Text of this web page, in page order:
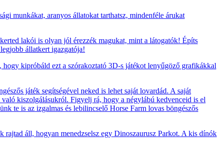
munkákat, aranyos állatokat tarthatsz, mindenféle árukat
lakói is olyan jól érezzék magukat, mint a látogatók! Építs
állatkert igazgatója!
kipróbáld ezt a szórakoztató 3D-s játékot lenyűgöző grafikákkal
játék segítségével neked is lehet saját lovardád. A saját
kiszolgálásukról. Figyelj rá, hogy a négylábú kedvenceid is el
te is az izgalmas és lebilincselő Horse Farm lovas böngészős
rajtad áll, hogyan menedzselsz egy Dinoszaurusz Parkot. A kis dínók